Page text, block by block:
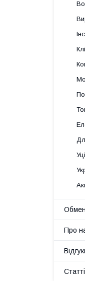
Про
Статті